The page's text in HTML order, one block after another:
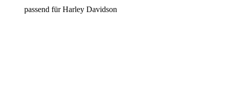
passend für Harley Davidson